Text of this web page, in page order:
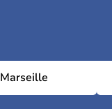
Marseille